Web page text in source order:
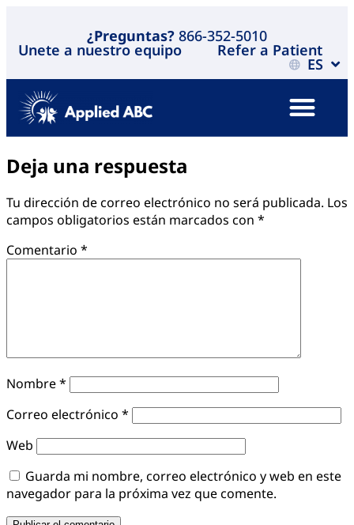
¿Preguntas? 866-352-5010
Unete a nuestro equipo Refer a Patient
ES
Deja una respuesta
Tu dirección de correo electrónico no será publicada. Los
campos obligatorios están marcados con *
Comentario *
Nombre*
Correo electrónico *
Web
Guarda mi nombre, correo electrónico y web en este
navegador para la próxima vez que comente.